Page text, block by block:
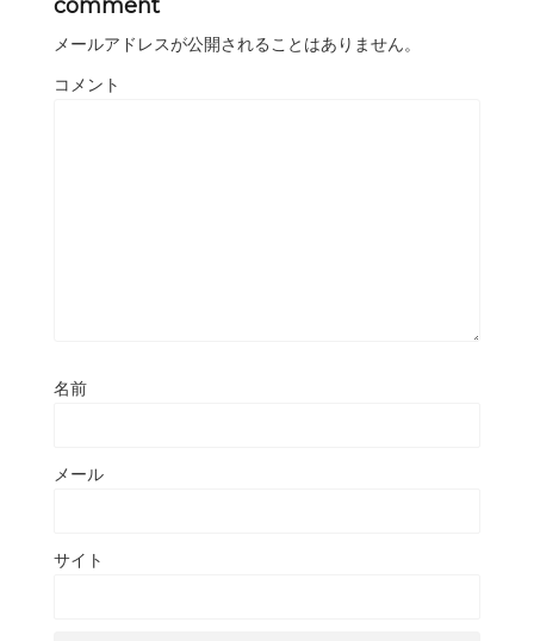
comment
メールアドレスが公開されることはありません。
コメント
名前
メール
サイト